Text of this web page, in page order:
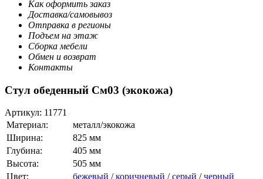
Как оформить заказ
Доставка/самовывоз
Отправка в регионы
Подъем на этаж
Сборка мебели
Обмен и возврат
Контакты
Стул обеденный См03 (экокожа)
Артикул: 11771
Материал:
металл/экокожа
Ширина:
825 мм
Глубина:
405 мм
Высота:
505 мм
Цвет:
бежевый /коричневый /серый /черный